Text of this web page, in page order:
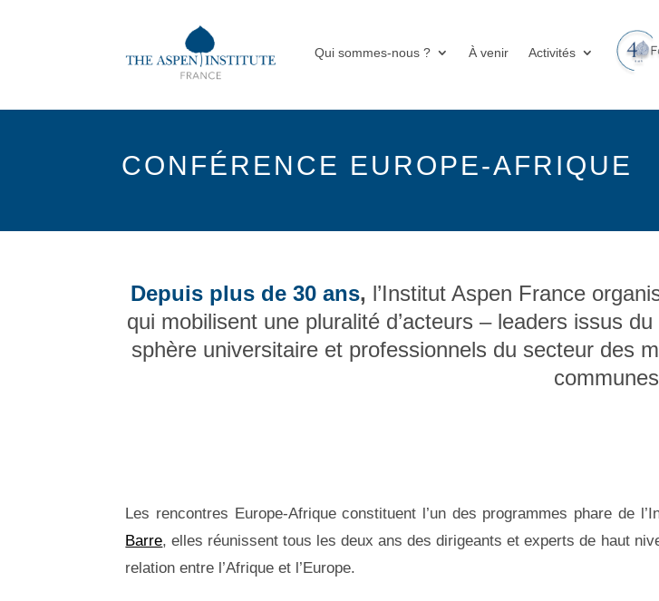
Qui sommes-nous ? À venir Activités
CONFÉRENCE EUROPE-AFRIQUE
Depuis plus de 30 ans, l’Institut Aspen France
qui mobilisent une pluralité d’acteurs – leaders issus
sphère universitaire et professionnels du secteur des
Les rencontres Europe-Afrique constituent l’un des programmes phare de
Barre, elles réunissent tous les deux ans des dirigeants et experts de haut
relation entre l’Afrique et l’Europe.